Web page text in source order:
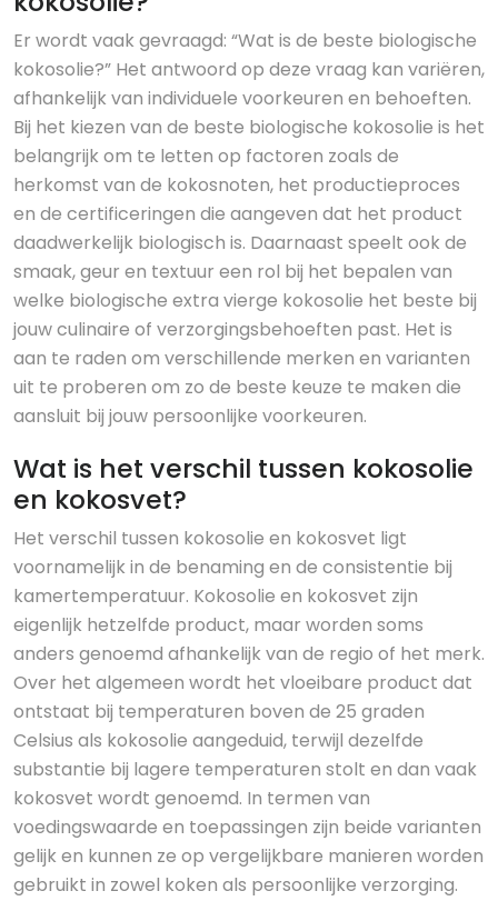
Er wordt vaak gevraagd: “Wat is de beste biologische
kokosolie?” Het antwoord op deze vraag kan variëren,
afhankelijk van individuele voorkeuren en behoeften.
Bij het kiezen van de beste biologische kokosolie is het
belangrijk om te letten op factoren zoals de
herkomst van de kokosnoten, het productieproces
en de certificeringen die aangeven dat het product
daadwerkelijk biologisch is. Daarnaast speelt ook de
smaak, geur en textuur een rol bij het bepalen van
welke biologische extra vierge kokosolie het beste bij
jouw culinaire of verzorgingsbehoeften past. Het is
aan te raden om verschillende merken en varianten
uit te proberen om zo de beste keuze te maken die
aansluit bij jouw persoonlijke voorkeuren.
Wat is het verschil tussen kokosolie
en kokosvet?
Het verschil tussen kokosolie en kokosvet ligt
voornamelijk in de benaming en de consistentie bij
kamertemperatuur. Kokosolie en kokosvet zijn
eigenlijk hetzelfde product, maar worden soms
anders genoemd afhankelijk van de regio of het merk.
Over het algemeen wordt het vloeibare product dat
ontstaat bij temperaturen boven de 25 graden
Celsius als kokosolie aangeduid, terwijl dezelfde
substantie bij lagere temperaturen stolt en dan vaak
kokosvet wordt genoemd. In termen van
voedingswaarde en toepassingen zijn beide varianten
gelijk en kunnen ze op vergelijkbare manieren worden
gebruikt in zowel koken als persoonlijke verzorging.